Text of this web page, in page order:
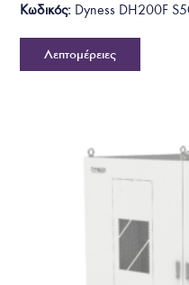
Κωδικός: Dyness DH200F
Λεπτομέρειες